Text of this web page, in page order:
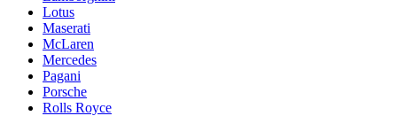
Lotus
Maserati
McLaren
Mercedes
Pagani
Porsche
Rolls Royce